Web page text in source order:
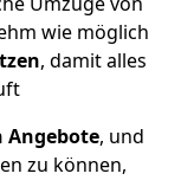
wie möglich
, damit alles
Angebote, und
zu können,